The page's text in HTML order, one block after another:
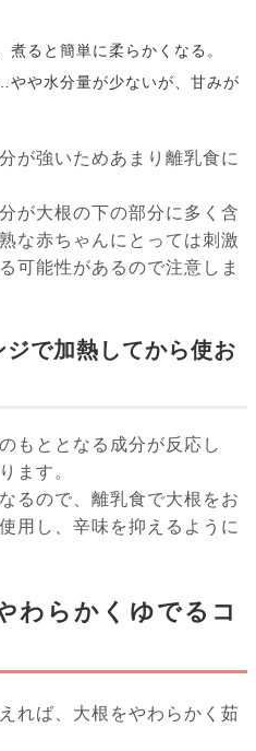
ると簡単に柔らかくなる。
や水分量が少ないが、甘みが
が強いためあまり離乳食に
が大根の下の部分に多く含
な赤ちゃんにとっては刺激
可能性があるので注意しま
で加熱してから使お
もととなる成分が反応し
ます。
るので、離乳食で大根をお
用し、辛味を抑えるように
わらかくゆでるコ
れば、大根をやわらかく茹